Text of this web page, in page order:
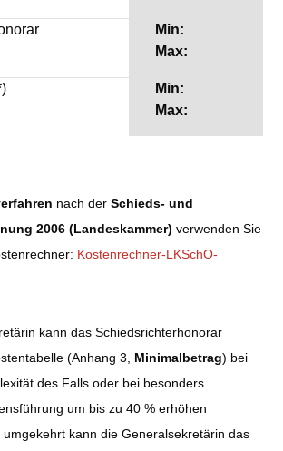
Min:
Max:
Min:
Max:
nach der Schieds- und
2006 (Landeskammer) verwenden Sie
Kostenrechner-LKSchO-
kann das Schiedsrichterhonorar
(Anhang 3,
Minimalbetrag) bei
des Falls oder bei besonders
um bis zu 40 % erhöhen
umgekehrt kann die Generalsekretärin das